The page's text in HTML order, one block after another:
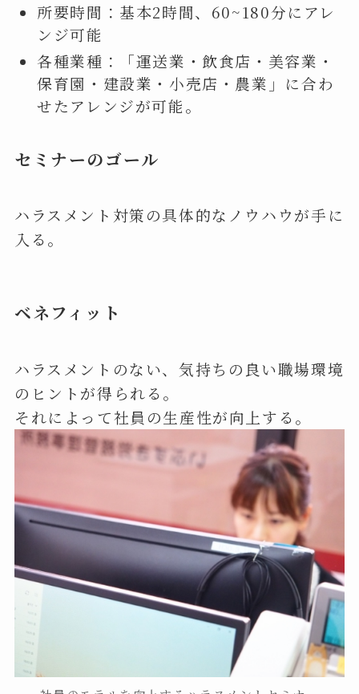
所要時間：基本2時間、60~180分にアレ
ンジ可能
各種業種：「運送業・飲食店・美容業・
保育園・建設業・小売店・農業」に合わ
せたアレンジが可能。
セミナーのゴール
ハラスメント対策の具体的なノウハウが手に
入る。
ベネフィット
ハラスメントのない、気持ちの良い職場環境
のヒントが得られる。
それによって社員の生産性が向上する。